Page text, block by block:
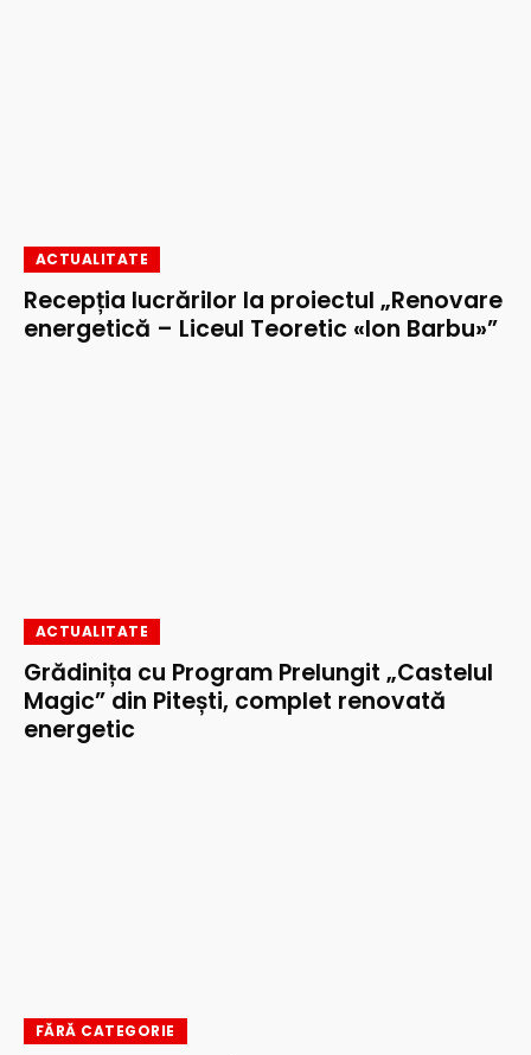
ACTUALITATE
Recepția lucrărilor la proiectul „Renovare
energetică – Liceul Teoretic «Ion Barbu»”
ACTUALITATE
Grădinița cu Program Prelungit „Castelul
Magic” din Pitești, complet renovată
energetic
FĂRĂ CATEGORIE